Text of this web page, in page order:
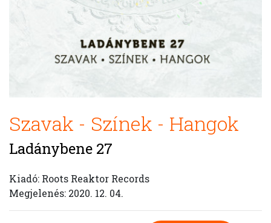
Szavak - Színek - Hangok
Ladánybene 27
Kiadó: Roots Reaktor Records
Megjelenés: 2020. 12. 04.